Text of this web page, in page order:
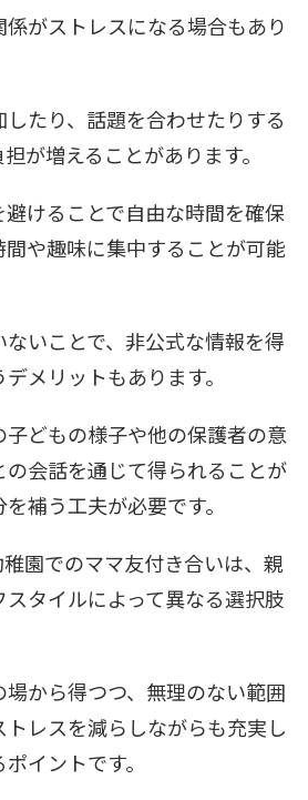
がストレスになる場合もあり
たり、話題を合わせたりする
が増えることがあります。
けることで自由な時間を確保
や趣味に集中することが可能
いことで、非公式な情報を得
メリットもあります。
どもの様子や他の保護者の意
の会話を通じて得られることが
補う工夫が必要です。
園でのママ友付き合いは、親
タイルによって異なる選択肢
から得つつ、無理のない範囲
レスを減らしながらも充実し
イントです。